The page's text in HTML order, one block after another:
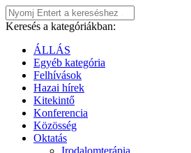
Keresés a kategóriákban:
ÁLLÁS
Egyéb kategória
Felhívások
Hazai hírek
Kitekintő
Konferencia
Közösség
Oktatás
Irodalomterápia